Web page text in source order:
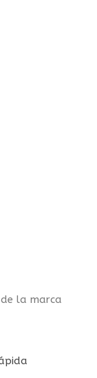
la marca